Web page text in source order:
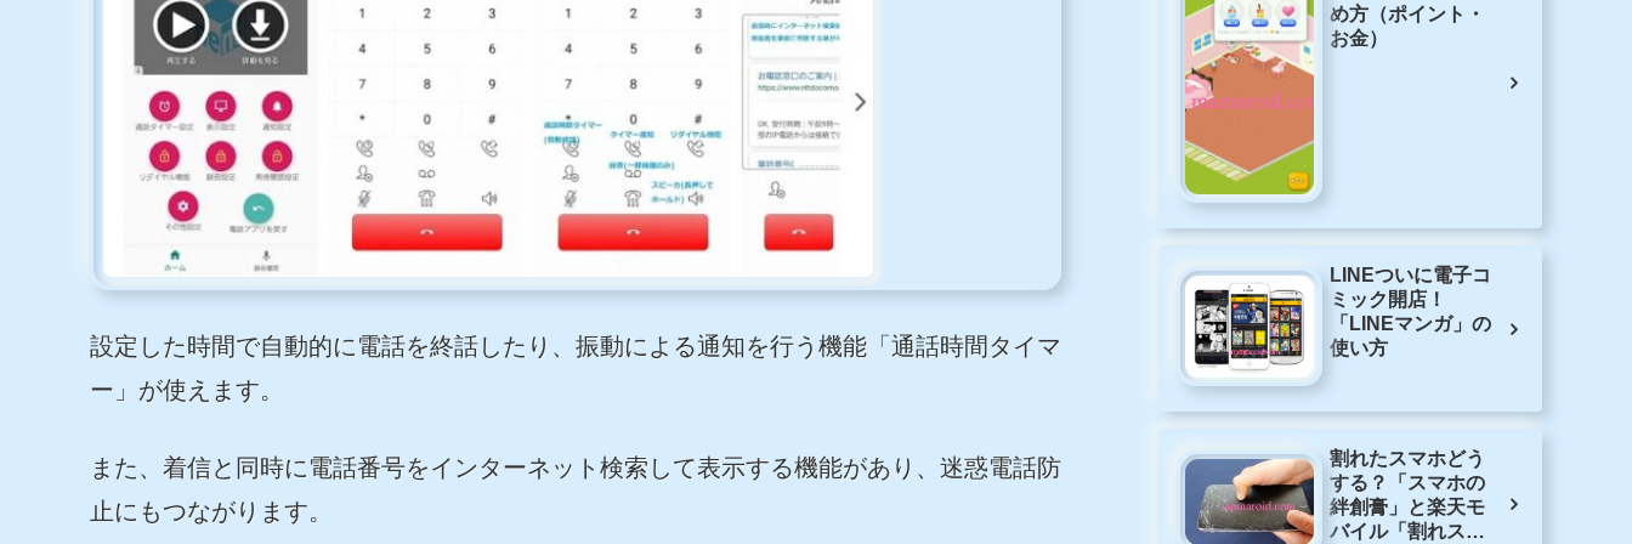
設定した時間で自動的に電話を終話したり、振動による通知を行う機能「通話時間タイマ
ー」が使えます。
また、着信と同時に電話番号をインターネット検索して表示する機能があり、迷惑電話防
止にもつながります。
め方（ポイント・
お金）
LINEついに電子コ
ミック開店！
「LINEマンガ」の
使い方
割れたスマホどう
する？「スマホの
絆創膏」と楽天モ
バイル「割れスマ